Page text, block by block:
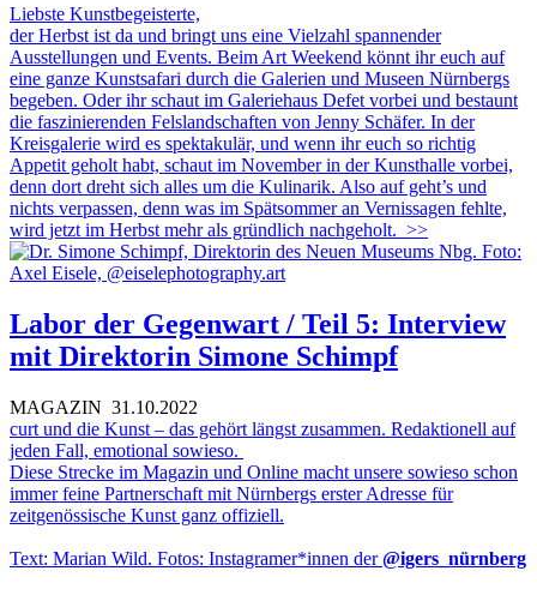
Liebste Kunstbegeisterte,
der Herbst ist da und bringt uns eine Vielzahl spannender
Ausstellungen und Events. Beim Art Weekend könnt ihr euch auf
eine ganze Kunstsafari durch die Galerien und Museen Nürnbergs
begeben. Oder ihr schaut im Galeriehaus Defet vorbei und bestaunt
die faszinierenden Felslandschaften von Jenny Schäfer. In der
Kreisgalerie wird es spektakulär, und wenn ihr euch so richtig
Appetit geholt habt, schaut im November in der Kunsthalle vorbei,
denn dort dreht sich alles um die Kulinarik. Also auf geht’s und
nichts verpassen, denn was im Spätsommer an Vernissagen fehlte,
wird jetzt im Herbst mehr als gründlich nachgeholt. >>
Labor der Gegenwart / Teil 5: Interview
mit Direktorin Simone Schimpf
MAGAZIN 31.10.2022
curt und die Kunst – das gehört längst zusammen. Redaktionell auf
jeden Fall, emotional sowieso.
Diese Strecke im Magazin und Online macht unsere sowieso schon
immer feine Partnerschaft mit Nürnbergs erster Adresse für
zeitgenössische Kunst ganz offiziell.
Text: Marian Wild. Fotos: Instagramer*innen der@igers_nürnberg